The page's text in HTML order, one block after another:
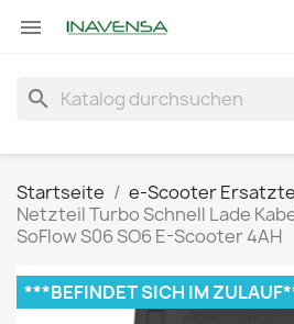

search
Startseite e-Scooter
Netzteil Turbo Schnell Lade
SoFlow S06 SO6 E-Scooter 4AH
***BEFINDET SICH IM